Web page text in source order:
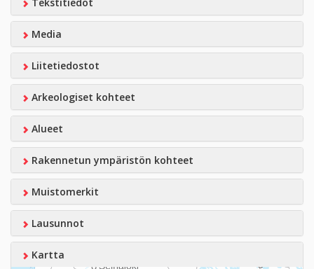
Media
Liitetiedostot
Arkeologiset kohteet
Alueet
Rakennetun ympäristön kohteet
Muistomerkit
Lausunnot
Kartta